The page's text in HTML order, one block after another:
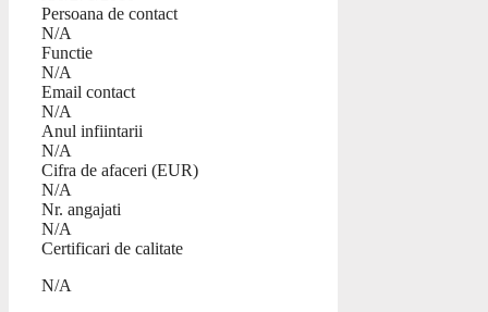
Persoana de contact
N/A
Functie
N/A
Email contact
N/A
Anul infiintarii
N/A
Cifra de afaceri (EUR)
N/A
Nr. angajati
N/A
Certificari de calitate
N/A